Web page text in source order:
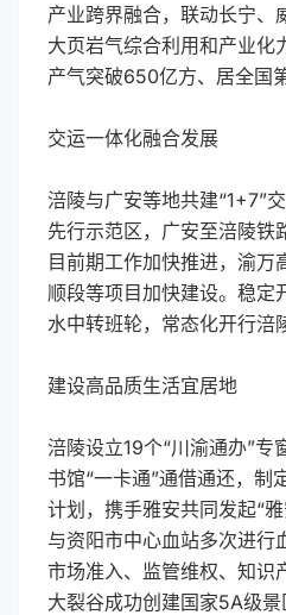
产业跨界融合，联动长宁、
大页岩气综合利用和产业化
产气突破650亿方、居全国第
交运一体化融合发展
涪陵与广安等地共建“1+7”
先行示范区，广安至涪陵铁
目前期工作加快推进，渝万
顺段等项目加快建设。稳定
水中转班轮，常态化开行涪
建设高品质生活宜居地
涪陵设立19个“川渝通办”专
书馆“一卡通”通借通还，制
计划，携手雅安共同发起“雅
与资阳市中心血站多次进行
市场准入、监管维权、知识
大裂谷成功创建国家5A级